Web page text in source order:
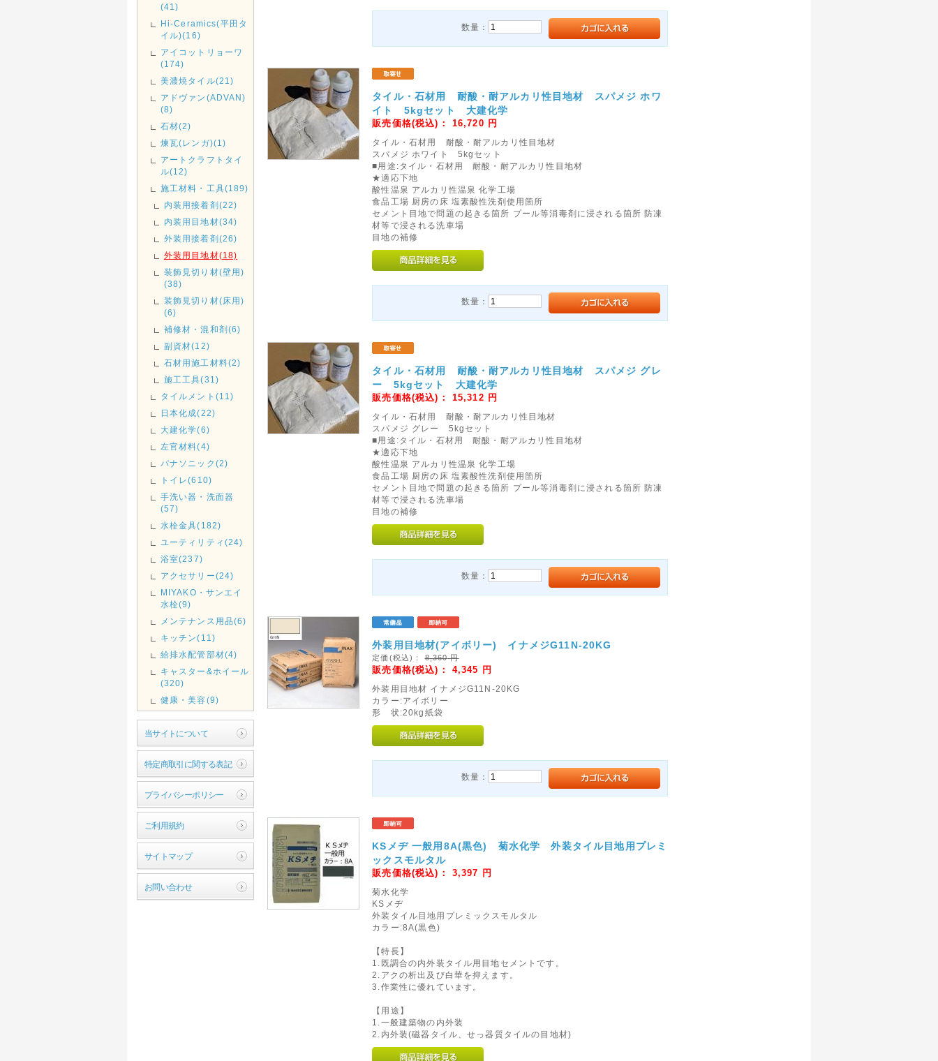
(41)
Hi-Ceramics(平田タ
イル)(16)
アイコットリョーワ
(174)
美濃焼タイル(21)
アドヴァン(ADVAN)
(8)
石材(2)
煉瓦(レンガ)(1)
アートクラフトタイ
ル(12)
施工材料・工具(189)
内装用接着剤(22)
内装用目地材(34)
外装用接着剤(26)
外装用目地材(18)
装飾見切り材(壁用)
(38)
装飾見切り材(床用)
(6)
補修材・混和剤(6)
副資材(12)
石材用施工材料(2)
施工工具(31)
タイルメント(11)
日本化成(22)
大建化学(6)
左官材料(4)
パナソニック(2)
トイレ(610)
手洗い器・洗面器
(57)
水栓金具(182)
ユーティリティ(24)
浴室(237)
アクセサリー(24)
MIYAKO・サンエイ
水栓(9)
メンテナンス用品(6)
キッチン(11)
給排水配管部材(4)
キャスター&ホイール
(320)
健康・美容(9)
当サイトについて
特定商取引に関する表記
プライバシーポリシー
ご利用規約
サイトマップ
お問い合わせ
数量：
タイル・石材用 耐酸・耐アルカリ性目地材 スパメジ ホワ
イト 5kgセット 大建化学
販売価格(税込)： 16,720 円
タイル・石材用 耐酸・耐アルカリ性目地材
スパメジ ホワイト 5kgセット
■用途:タイル・石材用 耐酸・耐アルカリ性目地材
★適応下地
酸性温泉 アルカリ性温泉 化学工場
食品工場 厨房の床 塩素酸性洗剤使用箇所
セメント目地で問題の起きる箇所 プール等消毒剤に浸される箇所 防凍
材等で浸される洗車場
目地の補修
数量：
タイル・石材用 耐酸・耐アルカリ性目地材 スパメジ グレ
ー 5kgセット 大建化学
販売価格(税込)： 15,312 円
タイル・石材用 耐酸・耐アルカリ性目地材
スパメジ グレー 5kgセット
■用途:タイル・石材用 耐酸・耐アルカリ性目地材
★適応下地
酸性温泉 アルカリ性温泉 化学工場
食品工場 厨房の床 塩素酸性洗剤使用箇所
セメント目地で問題の起きる箇所 プール等消毒剤に浸される箇所 防凍
材等で浸される洗車場
目地の補修
数量：
外装用目地材(アイボリー) イナメジG11N-20KG
定価(税込)：8,360円
販売価格(税込)： 4,345 円
外装用目地材 イナメジG11N-20KG
カラー:アイボリー
形 状:20kg紙袋
数量：
KSメヂ 一般用8A(黒色) 菊水化学 外装タイル目地用プレミ
ックスモルタル
販売価格(税込)： 3,397 円
菊水化学
KSメヂ
外装タイル目地用プレミックスモルタル
カラー:8A(黒色)
【特長】
1.既調合の内外装タイル用目地セメントです。
2.アクの析出及び白華を抑えます。
3.作業性に優れています。
【用途】
1.一般建築物の内外装
2.内外装(磁器タイル、せっ器質タイルの目地材)